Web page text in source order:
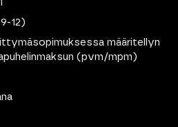
12)
määritellyn
(pvm/mpm)